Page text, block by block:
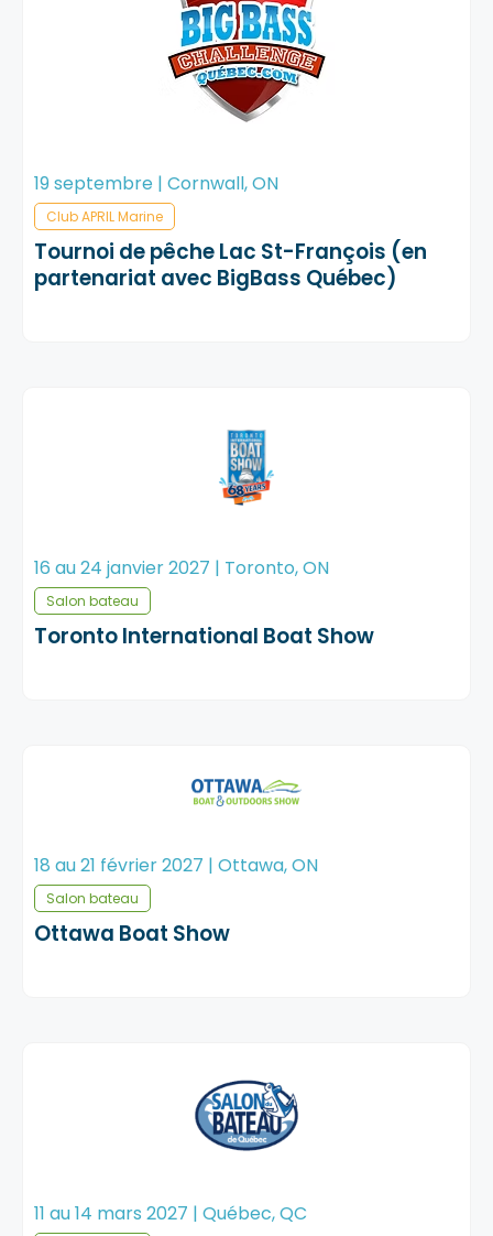
19 septembre | Cornwall, ON
Club APRIL Marine
Tournoi de pêche Lac St-François (en
partenariat avec BigBass Québec)
16 au 24 janvier 2027 | Toronto, ON
Salon bateau
Toronto International Boat Show
18 au 21 février 2027 | Ottawa, ON
Salon bateau
Ottawa Boat Show
11 au 14 mars 2027 | Québec, QC